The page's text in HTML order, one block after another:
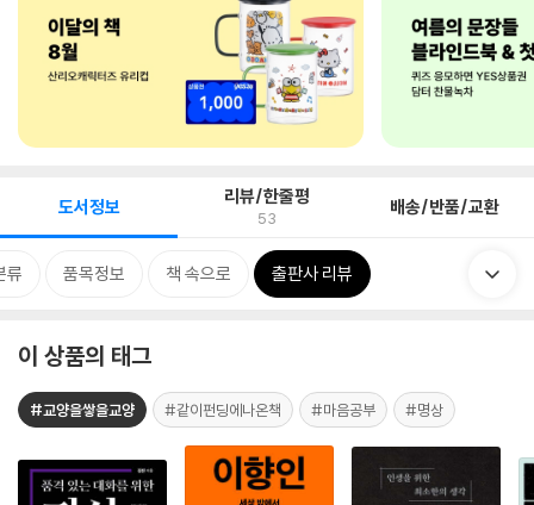
도서정보 리뷰/한줄평
53 배송/반품/교환
류 품목정보 책 속으로 출판사 리뷰
이 상품의 태그
#교양을쌓을교양 #같이펀딩에나온책 #마음공부 #명상